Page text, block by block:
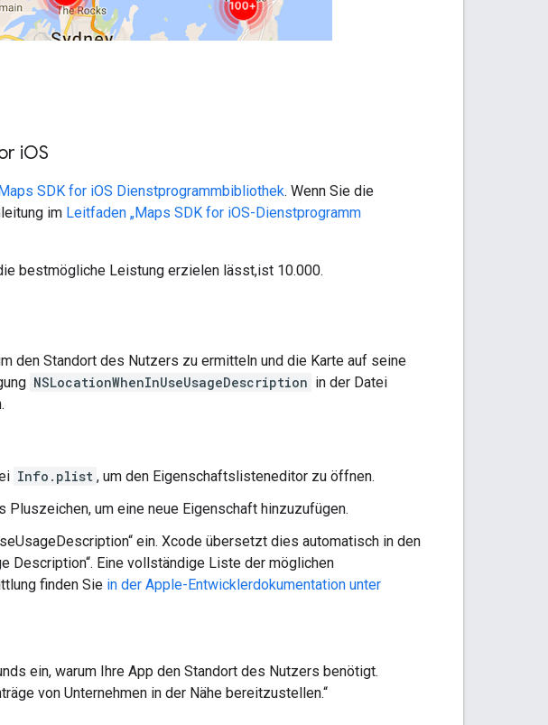
iOS
SDK for iOS Dienstprogrammbibliothek. Wenn Sie die
im Leitfaden „Maps SDK for iOS-Dienstprogramm
bestmögliche Leistung erzielen lässt,ist 10.000.
den Standort des Nutzers zu ermitteln und die Karte auf seine
NSLocationWhenInUseUsageDescription in der Datei
Info.plist , um den Eigenschaftslisteneditor zu öffnen.
Pluszeichen, um eine neue Eigenschaft hinzuzufügen.
ein. Xcode übersetzt dies automatisch in den
Description“. Eine vollständige Liste der möglichen
finden Sie in der Apple-Entwicklerdokumentation unter
ein, warum Ihre App den Standort des Nutzers benötigt.
von Unternehmen in der Nähe bereitzustellen.“